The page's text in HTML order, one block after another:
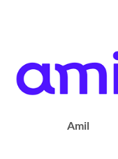
Amil